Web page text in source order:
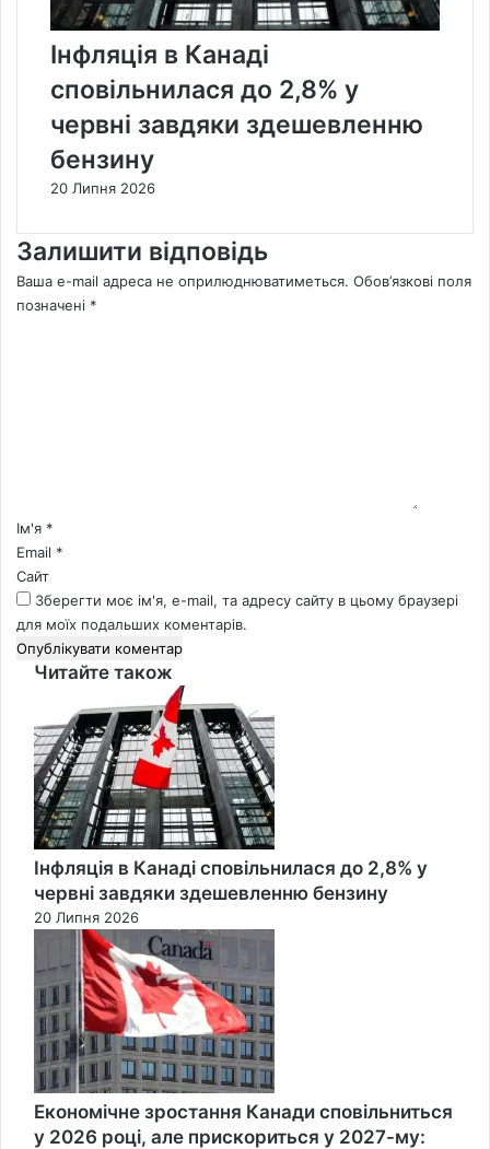
Інфляція в Канаді
сповільнилася до 2,8% у
червні завдяки здешевленню
бензину
20 Липня 2026
Залишити відповідь
Ваша e-mail адреса не оприлюднюватиметься. Обов’язкові поля
позначені *
*Ім'я *
Email *
Сайт
Зберегти моє ім'я, e-mail, та адресу сайту в цьому браузері
для моїх подальших коментарів.
Читайте також
Інфляція в Канаді сповільнилася до 2,8% у
червні завдяки здешевленню бензину
20 Липня 2026
Економічне зростання Канади сповільниться
у 2026 році, але прискориться у 2027-му: